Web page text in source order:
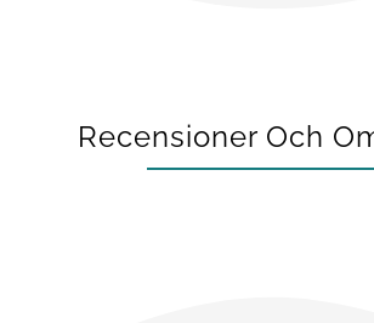
Recensioner Och